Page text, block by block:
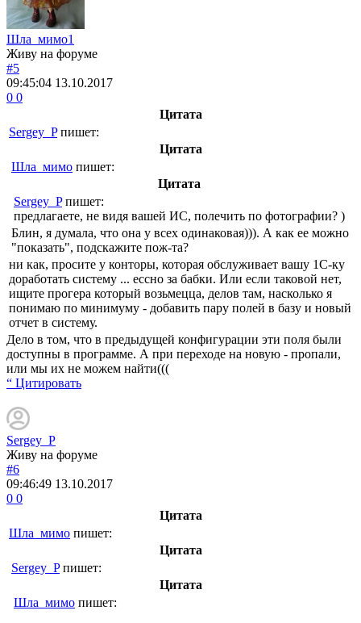
Шла_мимо1
Живу на форуме
#5
09:45:04 13.10.2017
0 0
Цитата
Sergey_Pпишет:
Цитата
Шла_мимо пишет:
Цитата
Sergey_Pпишет:
предлагаете, не видя вашей ИС, полечить по фотографии? )
Блин, я думала, что она у всех одинаковая))). А как ее можно
"показать", подскажите пож-та?
ни как, просите у конторы, которая обслуживает вашу 1С-ку
доработать систему ... ессно за бабки. Или если таковой нет,
ищите прогера который возьмецца, делов там, насколько я
понимаю по минимуму - добавить пару полей в базу и новый
отчет в систему.
Дело в том, что в предыдущей конфигурации эти поля были
доступны в программе. А при переходе на новую - пропали,
или мы их не можем найти(((
“ Цитировать
Sergey_P
Живу на форуме
#6
09:46:49 13.10.2017
0 0
Цитата
Шла_мимо пишет:
Цитата
Sergey_Pпишет:
Цитата
Шла_мимо пишет: